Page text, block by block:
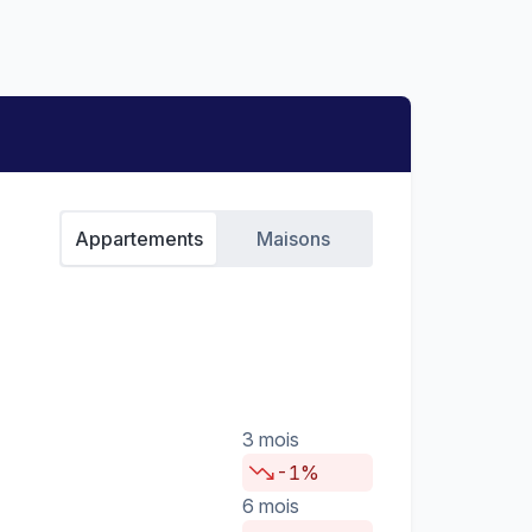
Appartements Maisons
3 mois
-1%
6 mois